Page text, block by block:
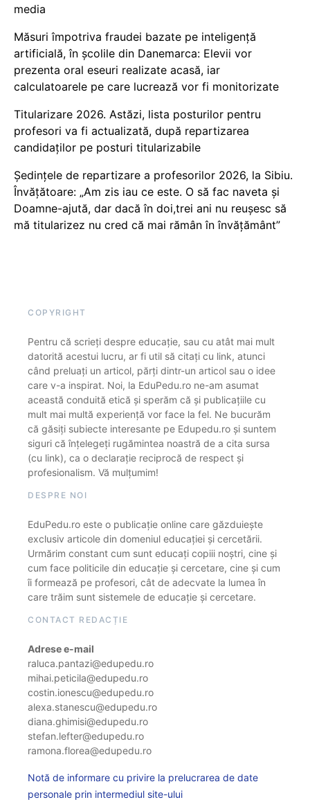
media
Măsuri împotriva fraudei bazate pe inteligență
artificială, în școlile din Danemarca: Elevii vor
prezenta oral eseuri realizate acasă, iar
calculatoarele pe care lucrează vor fi monitorizate
Titularizare 2026. Astăzi, lista posturilor pentru
profesori va fi actualizată, după repartizarea
candidaților pe posturi titularizabile
Ședințele de repartizare a profesorilor 2026, la Sibiu.
Învățătoare: „Am zis iau ce este. O să fac naveta și
Doamne-ajută, dar dacă în doi,trei ani nu reușesc să
mă titularizez nu cred că mai rămân în învățământ”
COPYRIGHT
Pentru că scrieți despre educație, sau cu atât mai mult
datorită acestui lucru, ar fi util să citați cu link, atunci
când preluați un articol, părți dintr-un articol sau o idee
care v-a inspirat. Noi, la EduPedu.ro ne-am asumat
această conduită etică și sperăm că și publicațiile cu
mult mai multă experiență vor face la fel. Ne bucurăm
că găsiți subiecte interesante pe Edupedu.ro și suntem
siguri că înțelegeți rugămintea noastră de a cita sursa
(cu link), ca o declarație reciprocă de respect și
profesionalism. Vă mulțumim!
DESPRE NOI
EduPedu.ro este o publicație online care găzduiește
exclusiv articole din domeniul educației și cercetării.
Urmărim constant cum sunt educați copiii noștri, cine și
cum face politicile din educație și cercetare, cine și cum
îi formează pe profesori, cât de adecvate la lumea în
care trăim sunt sistemele de educație și cercetare.
CONTACT REDACȚIE
Adrese e-mail
raluca.pantazi@edupedu.ro
mihai.peticila@edupedu.ro
costin.ionescu@edupedu.ro
alexa.stanescu@edupedu.ro
diana.ghimisi@edupedu.ro
stefan.lefter@edupedu.ro
ramona.florea@edupedu.ro
Notă de informare cu privire la prelucrarea de date
personale prin intermediul site-ului